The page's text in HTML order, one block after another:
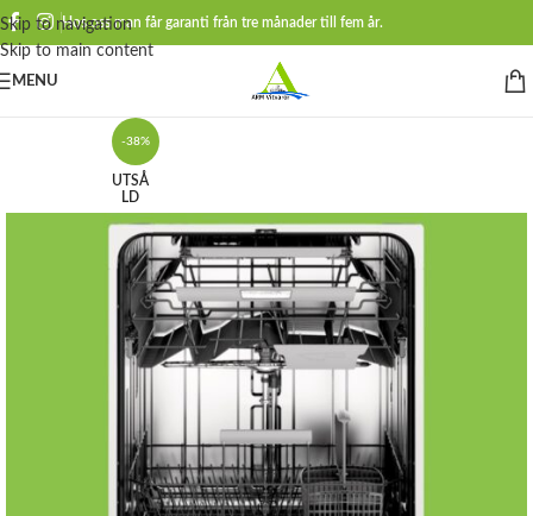
Skip to navigation
Skip to main content
Hos oss man får garanti från tre månader till fem år.
MENU
-38%
UTSÅ
LD